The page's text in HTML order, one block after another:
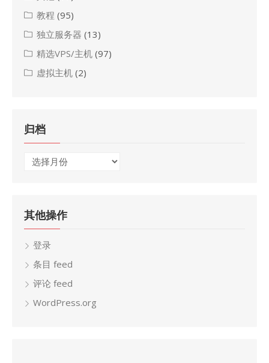
教程 (95)
独立服务器 (13)
精选VPS/主机 (97)
虚拟主机 (2)
归档
归
其他操作
登录
条目 feed
评论 feed
WordPress.org